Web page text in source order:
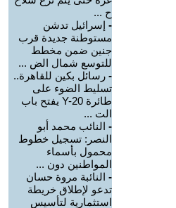
ح ...
- إسرائيل تدشن
مستوطنة جديدة قرب
جنين ضمن مخطط
للتوسع شمال الض ...
- رسائل بكين للقاهرة..
تسليط الضوء على
طائرة Y-20 يفتح باب
الت ...
- النائب محمد أبو
النصر: تسجيل خطوط
محمول بأسماء
المواطنين دون ...
- النائبة مروة حسان
تدعو لإطلاق خريطة
استثمارية لتأسيس